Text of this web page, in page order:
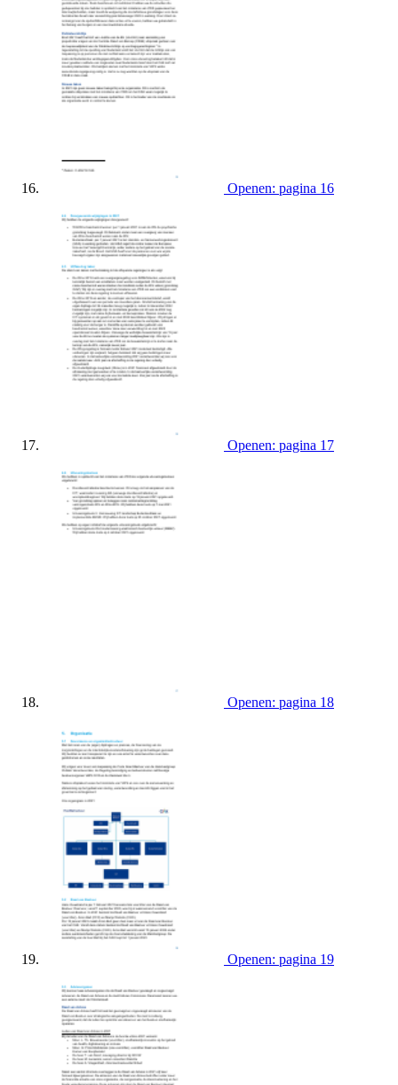
Openen: pagina 16
Openen: pagina 17
Openen: pagina 18
Openen: pagina 19